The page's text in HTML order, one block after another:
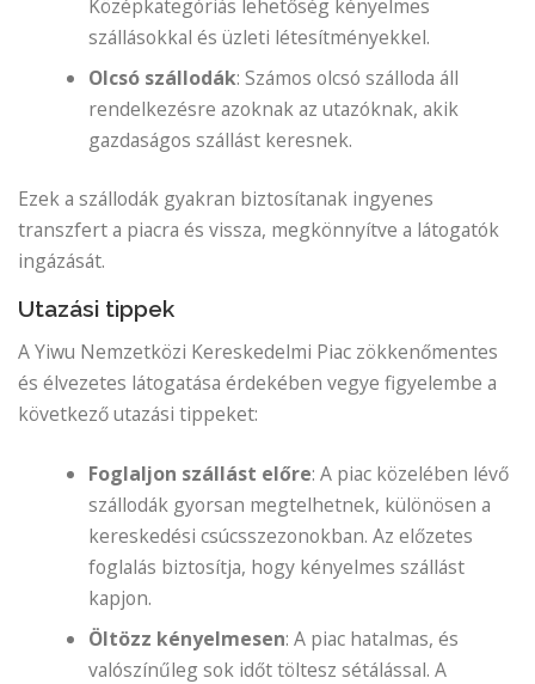
Középkategóriás lehetőség kényelmes
szállásokkal és üzleti létesítményekkel.
Olcsó szállodák: Számos olcsó szálloda áll
rendelkezésre azoknak az utazóknak, akik
gazdaságos szállást keresnek.
Ezek a szállodák gyakran biztosítanak ingyenes
transzfert a piacra és vissza, megkönnyítve a látogatók
ingázását.
Utazási tippek
A Yiwu Nemzetközi Kereskedelmi Piac zökkenőmentes
és élvezetes látogatása érdekében vegye figyelembe a
következő utazási tippeket:
Foglaljon szállást előre: A piac közelében lévő
szállodák gyorsan megtelhetnek, különösen a
kereskedési csúcsszezonokban. Az előzetes
foglalás biztosítja, hogy kényelmes szállást
kapjon.
Öltözz kényelmesen: A piac hatalmas, és
valószínűleg sok időt töltesz sétálással. A